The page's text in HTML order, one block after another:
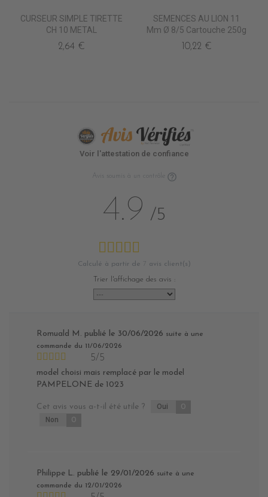
CURSEUR SIMPLE TIRETTE
CH 10 METAL
2,64 €
SEMENCES AU LION 11
Mm Ø 8/5 Cartouche 250g
10,22 €
Voir l'attestation de confiance
Avis soumis à un contrôle
4.9 /5
Calculé à partir de avis client(s)
Trier l'affichage des avis :
Romuald M. publié le 30/06/2026 suite à une
commande du 11/06/2026
5/5
model choisi mais remplacé par le model
PAMPELONE de 1023
Cet avis vous a-t-il été utile ? Oui 0
Non 0
Philippe L. publié le 29/01/2026 suite à une
commande du 12/01/2026